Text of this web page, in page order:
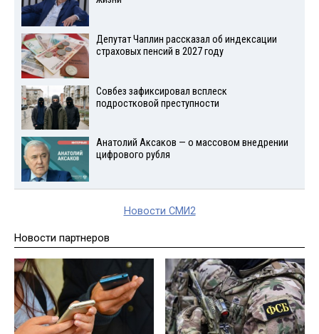
Депутат Чаплин рассказал об индексации
страховых пенсий в 2027 году
Совбез зафиксировал всплеск
подростковой преступности
Анатолий Аксаков — о массовом внедрении
цифрового рубля
Новости СМИ2
Новости партнеров